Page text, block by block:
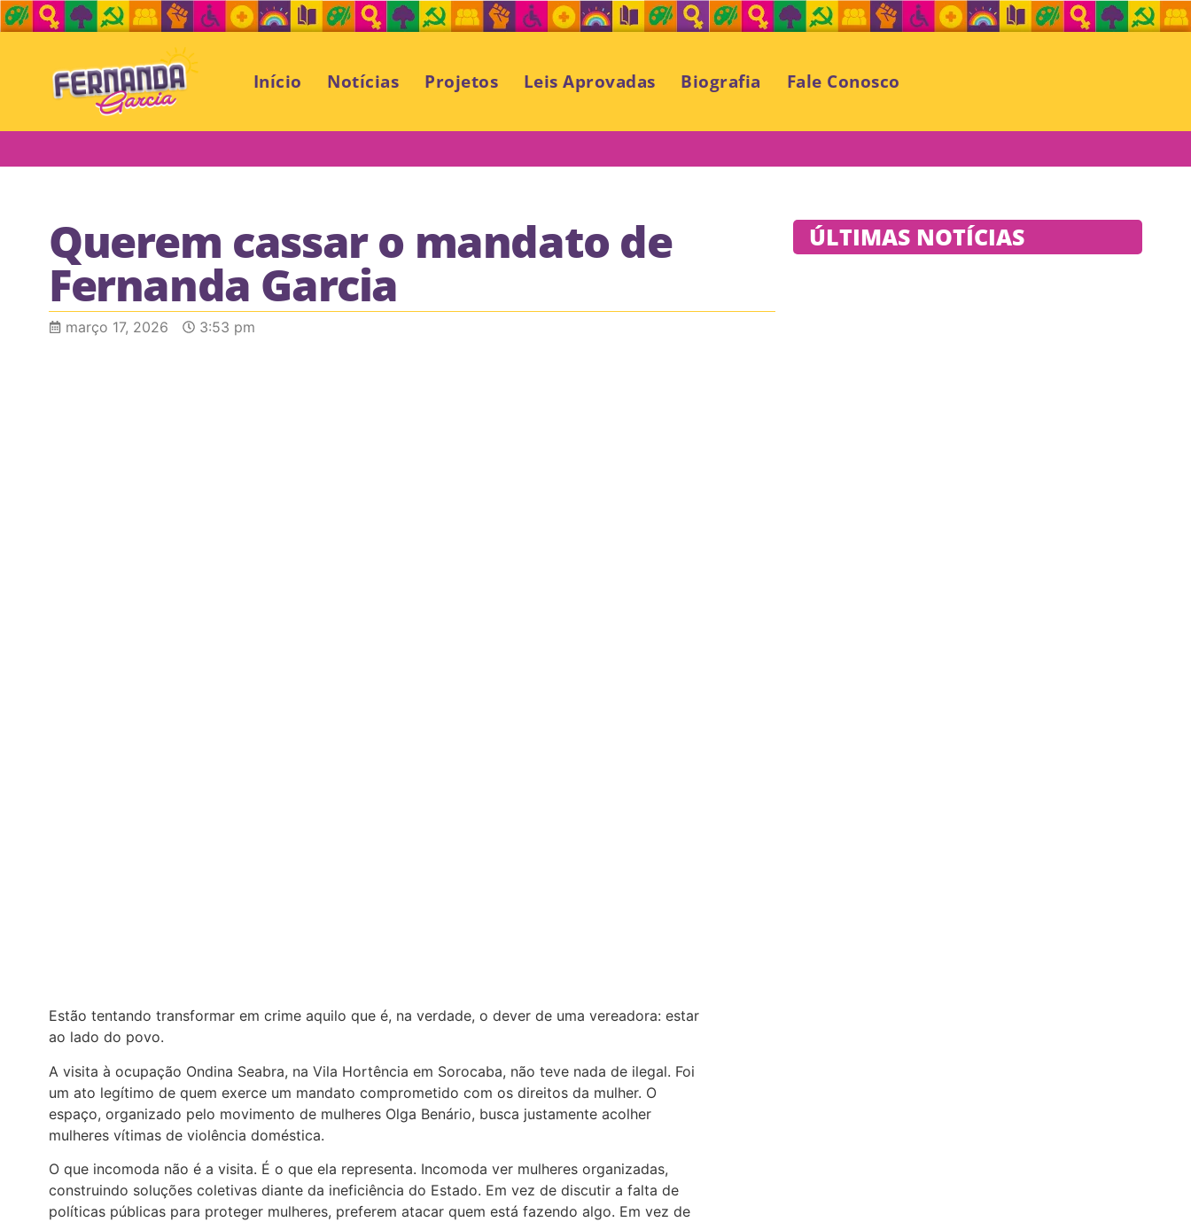
Início Notícias Projetos Leis Aprovadas Biografia Fale Conosco
Querem cassar o mandato de
Fernanda Garcia
março 17, 2026 3:53 pm
Estão tentando transformar em crime aquilo que é, na verdade, o dever de uma vereadora: estar
ao lado do povo.
A visita à ocupação Ondina Seabra, na Vila Hortência em Sorocaba, não teve nada de ilegal. Foi
um ato legítimo de quem exerce um mandato comprometido com os direitos da mulher. O
espaço, organizado pelo movimento de mulheres Olga Benário, busca justamente acolher
mulheres vítimas de violência doméstica.
O que incomoda não é a visita. É o que ela representa. Incomoda ver mulheres organizadas,
construindo soluções coletivas diante da ineficiência do Estado. Em vez de discutir a falta de
políticas públicas para proteger mulheres, preferem atacar quem está fazendo algo. Em vez de
ÚLTIMAS NOTÍCIAS